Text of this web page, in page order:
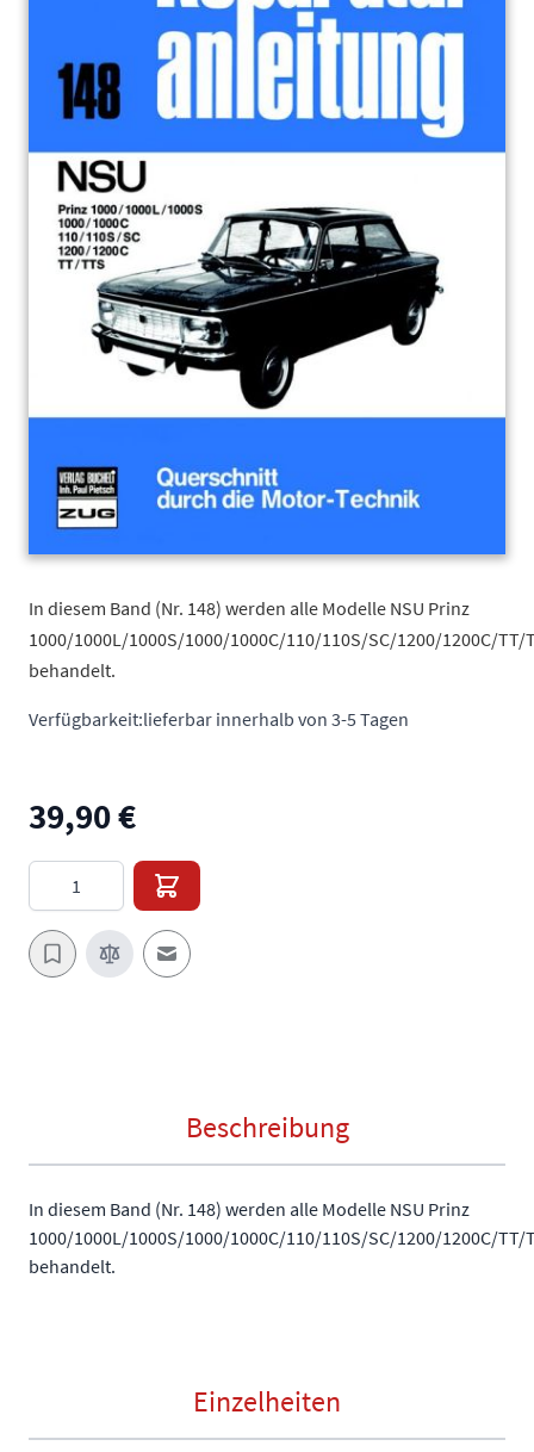
In diesem Band (Nr. 148) werden alle Modelle NSU Prinz
1000/1000L/1000S/1000/1000C/110/110S/SC/1200/1200C/TT/
behandelt.
Verfügbarkeit:lieferbar innerhalb von 3-5 Tagen
39,90 €
E-Mail an einen Freund
Beschreibung
In diesem Band (Nr. 148) werden alle Modelle NSU Prinz
1000/1000L/1000S/1000/1000C/110/110S/SC/1200/1200C/TT/
behandelt.
Einzelheiten